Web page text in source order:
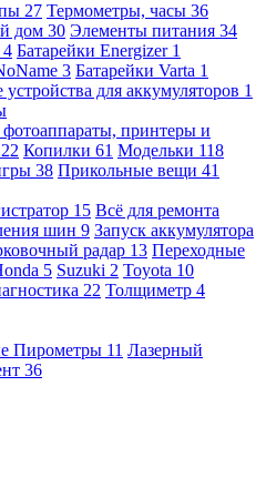
27 Термометры, часы 36
дом 30 Элементы питания 34
4 Батарейки Energizer 1
3 Батарейки Varta 1
устройства для аккумуляторов 1
фотоаппараты, принтеры и
22 Копилки 61 Модельки 118
38 Прикольные вещи 41
15 Всё для ремонта
шин 9 Запуск аккумулятора
радар 13 Переходные
5 Suzuki 2 Toyota 10
22 Толщиметр 4
Пирометры 11 Лазерный
36